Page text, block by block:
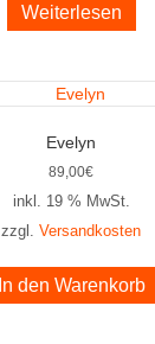
Weiterlesen
Evelyn
89,00€
inkl. 19 % MwSt.
zzgl. Versandkosten
In den Warenkorb